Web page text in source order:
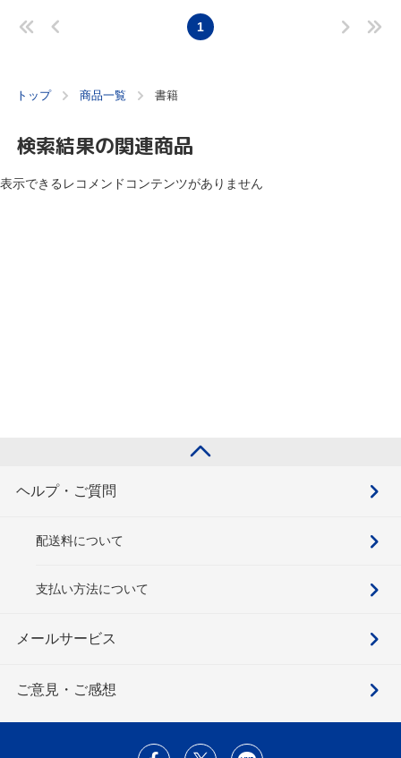
1
トップ 商品一覧 書籍
検索結果の関連商品
表示できるレコメンドコンテンツがありません
ヘルプ・ご質問
配送料について
支払い方法について
メールサービス
ご意見・ご感想